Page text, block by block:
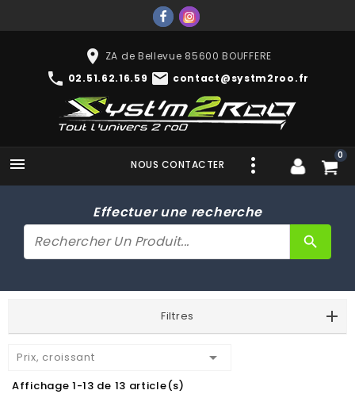
place ZA de Bellevue 85600 BOUFFERE
phone 02.51.62.16.59 mail contact@systm2roo.fr
 0
NOUS CONTACTER
Effectuer une recherche
search
Filtres
Prix, croissant 
Affichage 1-13 de 13 article(s)